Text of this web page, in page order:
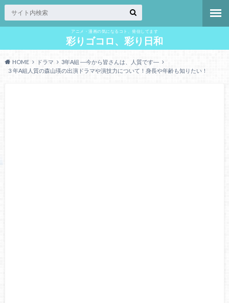
アニメ・漫画の気になるコト、発信してます
彩りゴコロ、彩り日和
HOME ドラマ
3年A組 ―今から皆さんは、人質です―
３年A組人質の森山瑛の出演ドラマや演技力について！身長や年齢も知りたい！